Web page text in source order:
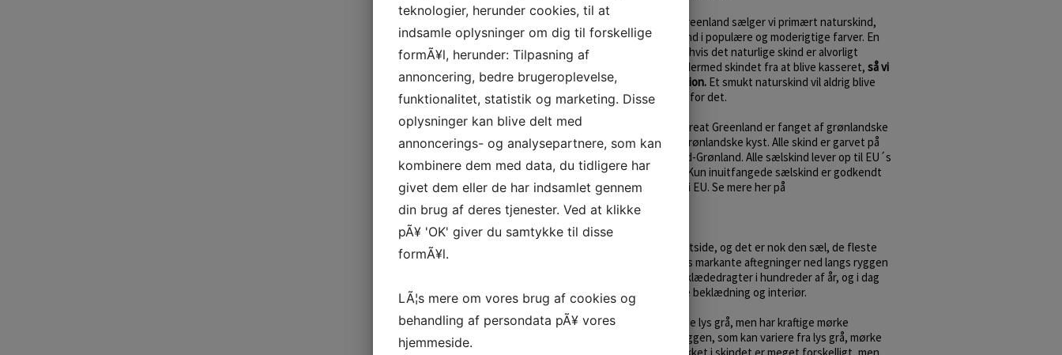
Farvet sælskind:
Hos Great Greenland sælger vi primært naturskind,
men vi farver også mange skind i populære og moderigtige farver. En
farvning kommer kun på tale, hvis det naturlige skind er alvorligt
misfarvet. En farvning reder dermed skindet fra at blive kasseret, så vi
sikrer en bæredygtig produktion.Et smukt naturskind vil aldrig blive
farvet, hvis ikke der er behov for det.
Alle sælskind forarbejdet af Great Greenland er fanget af grønlandske
inuitfangere langs med den grønlandske kyst. Alle skind er garvet på
Great Greenlands garveri i Syd-Grønland. Alle sælskind lever op til EU´s
lovgivning omkring sælskind. Kun inuitfangede sælskind er godkendt
til salg, produktion og import i EU. Se mere her på
EU´s officielle hjemmeside:
Ringsæler:
Ringsælen kaldes også for netside, og det er nok den sæl, de fleste
forbinder med Grønland. Dens markante aftegninger ned langs ryggen
har været set på inuitternes klædedragter i hundreder af år, og i dag
bruges skindet stadig til både beklædning og interiør.
Ringsælen er fra naturens side lys grå, men har kraftige mørke
ringmarkeringer langs med ryggen, som kan variere fra lys grå, mørke
teknologier, herunder cookies, til at
indsamle oplysninger om dig til forskellige
formÃ¥l, herunder: Tilpasning af
annoncering, bedre brugeroplevelse,
funktionalitet, statistik og marketing. Disse
oplysninger kan blive delt med
annoncerings- og analysepartnere, som kan
kombinere dem med data, du tidligere har
givet dem eller de har indsamlet gennem
din brug af deres tjenester. Ved at klikke
pÃ¥ 'OK' giver du samtykke til disse
formÃ¥l.
LÃ¦s mere om vores brug af cookies og
behandling af persondata pÃ¥ vores
hjemmeside.